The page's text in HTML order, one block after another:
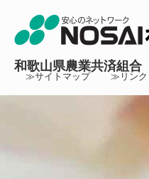
和歌山県農業共済組合
≫サイトマップ ≫リンク